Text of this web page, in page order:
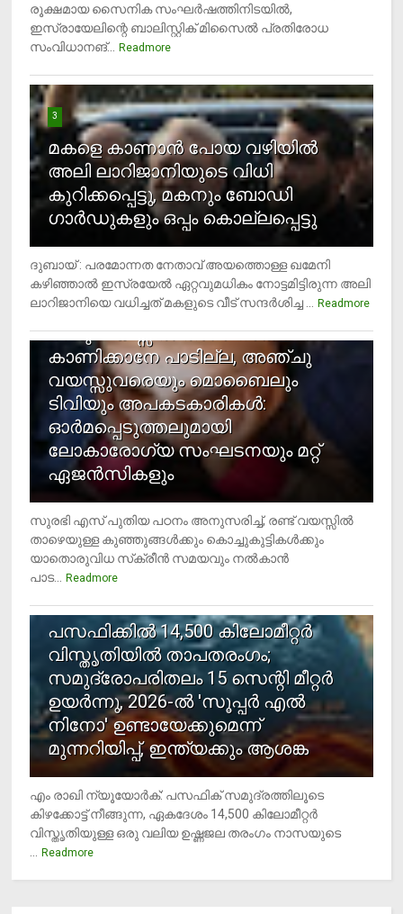
രൂക്ഷമായ സൈനിക സംഘര്‍ഷത്തിനിടയില്‍,
ഇസ്രായേലിന്റെ ബാലിസ്റ്റിക് മിസൈല്‍ പ്രതിരോധ
സംവിധാനങ്...
Readmore
3
മകളെ കാണാന്‍ പോയ വഴിയില്‍
അലി ലാറിജാനിയുടെ വിധി
കുറിക്കപ്പെട്ടു, മകനും ബോഡി
ഗാര്‍ഡുകളും ഒപ്പം കൊല്ലപ്പെട്ടു
ദുബായ് : പരമോന്നത നേതാവ് അയത്തൊള്ള ഖമേനി
കഴിഞ്ഞാല്‍ ഇസ്രയേല്‍ ഏറ്റവുമധികം നോട്ടമിട്ടിരുന്ന അലി
ലാറിജാനിയെ വധിച്ചത് മകളുടെ വീട് സന്ദര്‍ശിച്ച ...
Readmore
4
രണ്ടു വയസ്സില്‍ താഴെ സ്‌ക്രീന്‍
കാണിക്കാനേ പാടില്ല, അഞ്ചു
വയസ്സുവരെയും മൊബൈലും
ടിവിയും അപകടകാരികള്‍:
ഓര്‍മപ്പെടുത്തലുമായി
ലോകാരോഗ്യ സംഘടനയും മറ്റ്
ഏജന്‍സികളും
സുരഭി എസ് പുതിയ പഠനം അനുസരിച്ച്, രണ്ട് വയസ്സില്‍
താഴെയുള്ള കുഞ്ഞുങ്ങള്‍ക്കും കൊച്ചുകുട്ടികള്‍ക്കും
യാതൊരുവിധ സ്‌ക്രീന്‍ സമയവും നല്‍കാന്‍
പാട...
Readmore
പസഫിക്കില്‍ 14,500 കിലോമീറ്റര്‍
വിസ്തൃതിയില്‍ താപതരംഗം;
സമുദ്രോപരിതലം 15 സെന്റി മീറ്റര്‍
ഉയര്‍ന്നു, 2026-ല്‍ 'സൂപ്പര്‍ എല്‍
നിനോ' ഉണ്ടായേക്കുമെന്ന്
മുന്നറിയിപ്പ്, ഇന്ത്യക്കും ആശങ്ക
എം രാഖി ന്യൂയോര്‍ക്: പസഫിക് സമുദ്രത്തിലൂടെ
കിഴക്കോട്ട് നീങ്ങുന്ന, ഏകദേശം 14,500 കിലോമീറ്റര്‍
വിസ്തൃതിയുള്ള ഒരു വലിയ ഉഷ്ണജല തരംഗം നാസയുടെ
Readmore